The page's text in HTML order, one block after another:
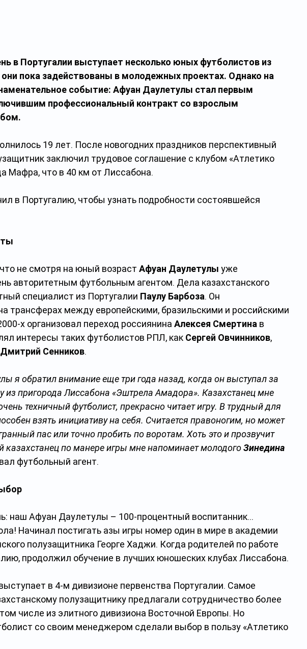
в Португалии выступает несколько юных футболистов из
пока задействованы в молодежных проектах. Однако на
событие: Афуан Даулетулы стал первым
профессиональный контракт со взрослым
19 лет. После новогодних праздников перспективный
заключил трудовое соглашение с клубом «Атлетико
Мафра, что в 40 км от Лиссабона.
в Португалию, чтобы узнать подробности состоявшейся
не смотря на юный возраст Афуан Даулетулы уже
авторитетным футбольным агентом. Дела казахстанского
специалист из Португалии Паулу Барбоза. Он
трансферах между европейскими, бразильскими и российскими
х организовал переход россиянина Алексея Смертина в
интересы таких футболистов РПЛ, как Сергей Овчинников,
Дмитрий Сенников.
я обратил внимание еще три года назад, когда он выступал за
пригорода Лиссабона «Эштрела Амадора». Казахстанец мне
техничный футболист, прекрасно читает игру. В трудный для
взять инициативу на себя. Считается правоногим, но может
пас или точно пробить по воротам. Хоть это и прозвучит
казахстанец по манере игры мне напоминает молодого Зинедина
футбольный агент.
наш Афуан Даулетулы – 100-процентный воспитанник…
Начинал постигать азы игры номер один в мире в академии
полузащитника Георге Хаджи. Когда родителей по работе
продолжил обучение в лучших юношеских клубах Лиссабона.
в 4-м дивизионе первенства Португалии. Самое
полузащитнику предлагали сотрудничество более
числе из элитного дивизиона Восточной Европы. Но
со своим менеджером сделали выбор в пользу «Атлетико